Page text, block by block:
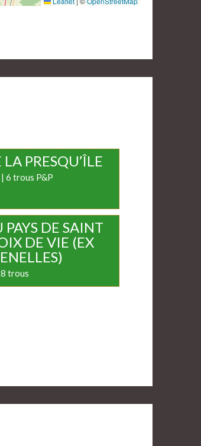
PRESQU’ÎLE
6 trous P&P
PAYS DE SAINT
DE VIE (EX
trous